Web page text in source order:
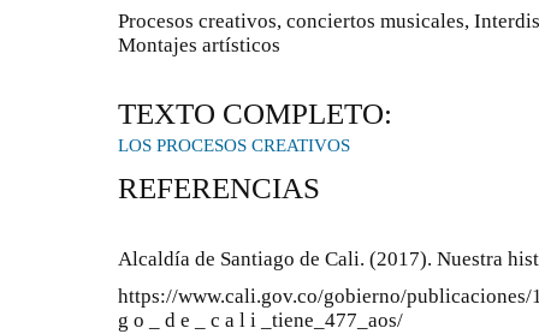
Procesos creativos, conciertos musicales,
Montajes artísticos
TEXTO COMPLETO:
LOS PROCESOS CREATIVOS
REFERENCIAS
Alcaldía de Santiago de Cali. (2017). Nuestra
https://www.cali.gov.co/gobierno/publicaciones/
g o _ d e _ c a l i _tiene_477_aos/